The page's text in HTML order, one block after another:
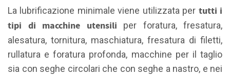
La lubrificazione minimale viene utilizzata per tutti i
tipi di macchine utensili
per foratura, fresatura,
alesatura, tornitura, maschiatura, fresatura di filetti,
rullatura e foratura profonda, macchine per il taglio
sia con seghe circolari che con seghe a nastro, e nei